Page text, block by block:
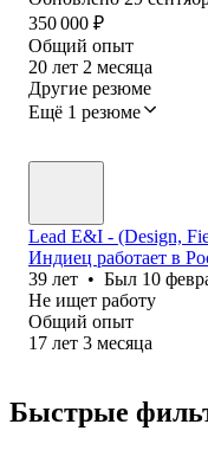
350 000 ₽
Общий опыт
20 лет 2 месяца
Другие резюме
Ещё 1 резюме
Lead E&I - (Design,
Индиец работает в
39 лет • Был 10
Не ищет работу
Общий опыт
17 лет 3 месяца
Быстрые